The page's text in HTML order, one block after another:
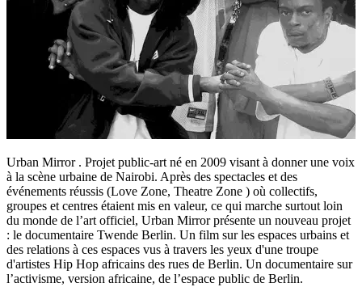
Urban Mirror . Projet public-art né en 2009 visant à donner une voix
à la scène urbaine de Nairobi. Après des spectacles et des
événements réussis (Love Zone, Theatre Zone ) où collectifs,
groupes et centres étaient mis en valeur, ce qui marche surtout loin
du monde de l’art officiel, Urban Mirror présente un nouveau projet
: le documentaire Twende Berlin. Un film sur les espaces urbains et
des relations à ces espaces vus à travers les yeux d'une troupe
d'artistes Hip Hop africains des rues de Berlin. Un documentaire sur
l’activisme, version africaine, de l’espace public de Berlin.